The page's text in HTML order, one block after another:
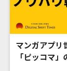
マンガアプリ
「ピッコマ」